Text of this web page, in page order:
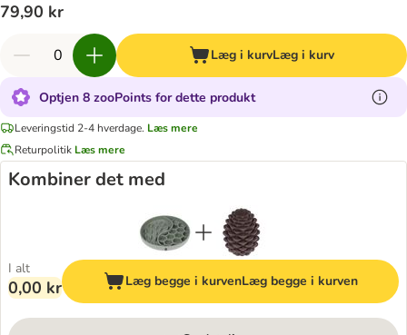
79,90 kr
Læg i kurvLæg i kurv
Optjen 8 zooPoints for dette produkt
Leveringstid 2-4 hverdage. Læs mere
Returpolitik Læs mere
Kombiner det med
I alt
0,00 kr Læg begge i kurvenLæg begge i kurven